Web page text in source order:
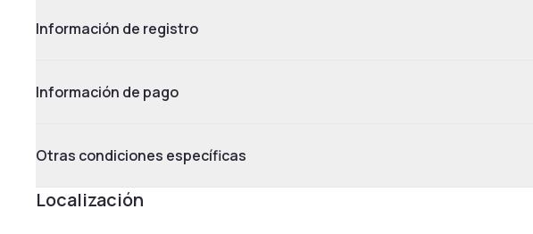
Información de registro
Información de pago
Otras condiciones específicas
Localización